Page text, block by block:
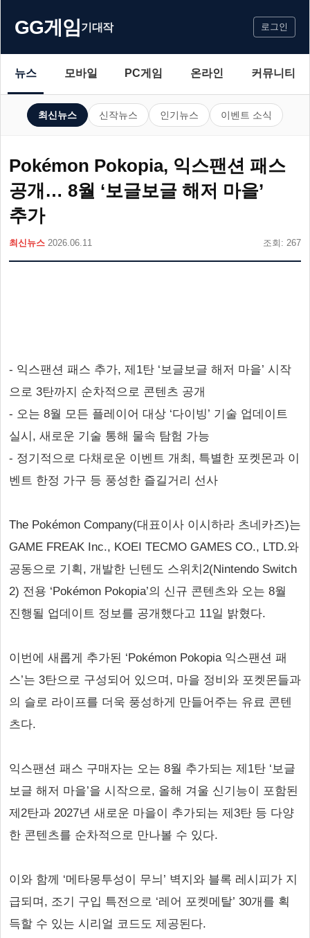
GG게임기대작 로그인
뉴스 모바일 PC게임 온라인 커뮤니티
최신뉴스 신작뉴스 인기뉴스 이벤트 소식
Pokémon Pokopia, 익스팬션 패스
공개… 8월 ‘보글보글 해저 마을’
추가
최신뉴스 2026.06.11 조회: 267
- 익스팬션 패스 추가, 제1탄 ‘보글보글 해저 마을’ 시작
으로 3탄까지 순차적으로 콘텐츠 공개
- 오는 8월 모든 플레이어 대상 ‘다이빙’ 기술 업데이트
실시, 새로운 기술 통해 물속 탐험 가능
- 정기적으로 다채로운 이벤트 개최, 특별한 포켓몬과 이
벤트 한정 가구 등 풍성한 즐길거리 선사
The Pokémon Company(대표이사 이시하라 츠네카즈)는
GAME FREAK Inc., KOEI TECMO GAMES CO., LTD.와
공동으로 기획, 개발한 닌텐도 스위치2(Nintendo Switch
2) 전용 ‘Pokémon Pokopia’의 신규 콘텐츠와 오는 8월
진행될 업데이트 정보를 공개했다고 11일 밝혔다.
이번에 새롭게 추가된 ‘Pokémon Pokopia 익스팬션 패
스’는 3탄으로 구성되어 있으며, 마을 정비와 포켓몬들과
의 슬로 라이프를 더욱 풍성하게 만들어주는 유료 콘텐
츠다.
익스팬션 패스 구매자는 오는 8월 추가되는 제1탄 ‘보글
보글 해저 마을’을 시작으로, 올해 겨울 신기능이 포함된
제2탄과 2027년 새로운 마을이 추가되는 제3탄 등 다양
한 콘텐츠를 순차적으로 만나볼 수 있다.
이와 함께 ‘메타몽투성이 무늬’ 벽지와 블록 레시피가 지
급되며, 조기 구입 특전으로 ‘레어 포켓메탈’ 30개를 획
득할 수 있는 시리얼 코드도 제공된다.